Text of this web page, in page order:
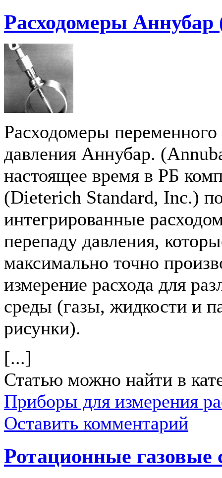
Расходомеры
Расходомеры переменного
давления Аннубар.
настоящее время в РБ
(Dieterich Standard, Inc.)
интегрированные
перепаду давления,
максимально точно
измерение расхода для
среды (газы, жидкости и
рисунки).
[...]
Статью можно найти в
Приборы для измерения
Оставить комментарий
Ротационные газовые